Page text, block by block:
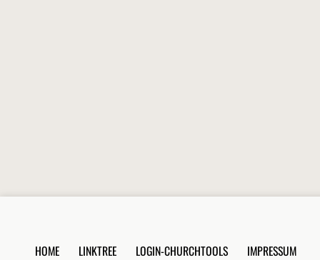
HOME LINKTREE LOGIN-CHURCHTOOLS
IMPRESSUM